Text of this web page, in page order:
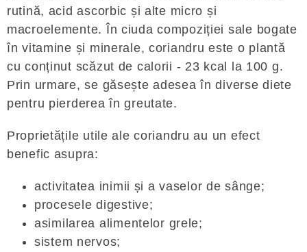
rutină, acid ascorbic și alte micro și
macroelemente. În ciuda compoziției sale bogate
în vitamine și minerale, coriandru este o plantă
cu conținut scăzut de calorii - 23 kcal la 100 g.
Prin urmare, se găsește adesea în diverse diete
pentru pierderea în greutate.
Proprietățile utile ale coriandru au un efect
benefic asupra:
activitatea inimii și a vaselor de sânge;
procesele digestive;
asimilarea alimentelor grele;
sistem nervos;